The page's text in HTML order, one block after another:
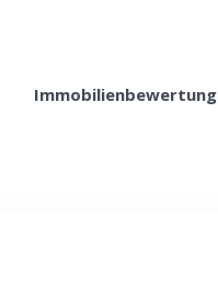
Immobilienbewertung